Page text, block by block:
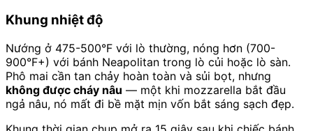
Khung nhiệt độ
Nướng ở 475-500°F với lò thường, nóng hơn (700-
900°F+) với bánh Neapolitan trong lò củi hoặc lò sàn.
Phô mai cần tan chảy hoàn toàn và sủi bọt, nhưng
không được cháy nâu — một khi mozzarella bắt đầu
ngả nâu, nó mất đi bề mặt mịn vốn bắt sáng sạch đẹp.